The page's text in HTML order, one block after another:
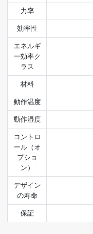
力率
効率性
エネルギ
ー効率ク
ラス
材料
動作温度
動作湿度
コントロ
ール（オ
プショ
ン）
デザイン
の寿命
保証